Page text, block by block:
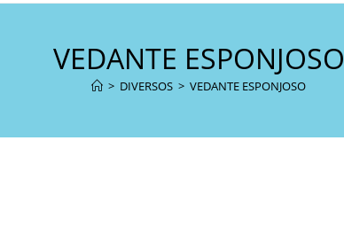
VEDANTE ESPONJOSO
> DIVERSOS > VEDANTE ESPONJOSO